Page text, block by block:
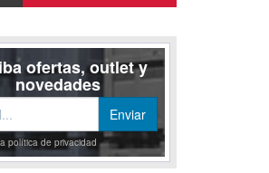
ofertas, outlet y
novedades
política de privacidad